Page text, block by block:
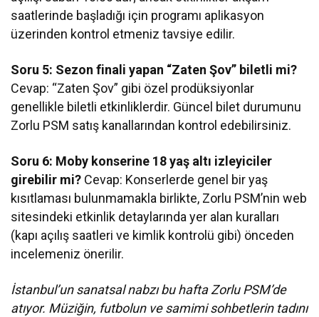
saatlerinde başladığı için programı aplikasyon
üzerinden kontrol etmeniz tavsiye edilir.
Soru 5: Sezon finali yapan “Zaten Şov” biletli mi?
Cevap: “Zaten Şov” gibi özel prodüksiyonlar
genellikle biletli etkinliklerdir. Güncel bilet durumunu
Zorlu PSM satış kanallarından kontrol edebilirsiniz.
Soru 6: Moby konserine 18 yaş altı izleyiciler
girebilir mi? Cevap: Konserlerde genel bir yaş
kısıtlaması bulunmamakla birlikte, Zorlu PSM’nin web
sitesindeki etkinlik detaylarında yer alan kuralları
(kapı açılış saatleri ve kimlik kontrolü gibi) önceden
incelemeniz önerilir.
İstanbul’un sanatsal nabzı bu hafta Zorlu PSM’de
atıyor. Müziğin, futbolun ve samimi sohbetlerin tadını